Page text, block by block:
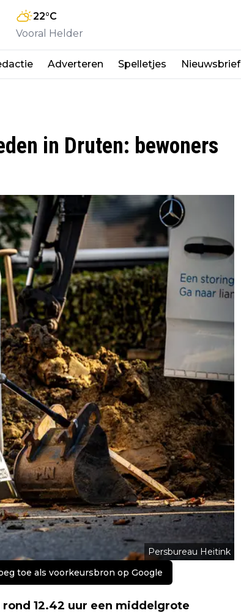
22°C
Vooral Helder
Adverteren Spelletjes Nieuwsbrief
in Druten: bewoners
Persbureau Heitink
toe als voorkeursbron op Google
12.42 uur een middelgrote